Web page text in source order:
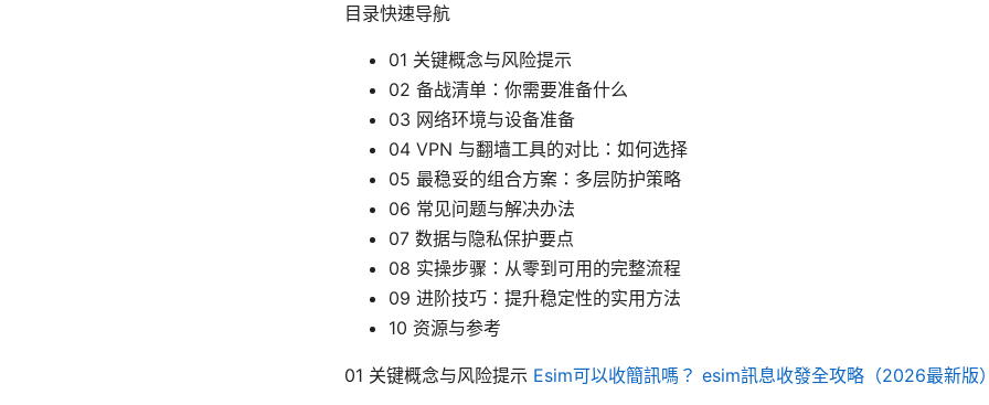
目录快速导航
01 关键概念与风险提示
02 备战清单：你需要准备什么
03 网络环境与设备准备
04 VPN 与翻墙工具的对比：如何选择
05 最稳妥的组合方案：多层防护策略
06 常见问题与解决办法
07 数据与隐私保护要点
08 实操步骤：从零到可用的完整流程
09 进阶技巧：提升稳定性的实用方法
10 资源与参考
01 关键概念与风险提示 Esim可以收簡訊嗎？ esim訊息收發全攻略（2026最新版）